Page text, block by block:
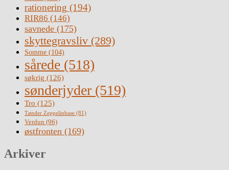
rationering (194)
RIR86 (146)
savnede (175)
skyttegravsliv (289)
Somme (104)
sårede (518)
søkrig (126)
sønderjyder (519)
Tro (125)
Tønder Zeppelinbase (81)
Verdun (96)
østfronten (169)
Arkiver